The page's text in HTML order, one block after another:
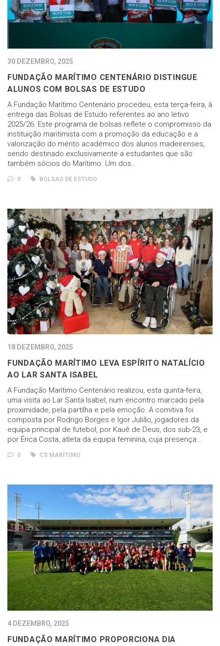
30 DEZEMBRO, 2025
FUNDAÇÃO MARÍTIMO CENTENÁRIO DISTINGUE
ALUNOS COM BOLSAS DE ESTUDO
A Fundação Marítimo Centenário procedeu, esta terça-feira, à
entrega das Bolsas de Estudo referentes ao ano letivo
2025/26. Este programa de bolsas reflete o compromisso da
instituição maritimista com a promoção da educação e a
valorização do mérito académico dos alunos madeirenses,
sendo destinado exclusivamente a estudantes que são
também sócios do Marítimo. Um dos…
0 BOLSAS DE ESTUDO
18 DEZEMBRO, 2025
FUNDAÇÃO MARÍTIMO LEVA ESPÍRITO NATALÍCIO
AO LAR SANTA ISABEL
A Fundação Marítimo Centenário realizou, esta quinta-feira,
uma visita ao Lar Santa Isabel, num encontro marcado pela
proximidade, pela partilha e pela emoção. A comitiva foi
composta por Rodrigo Borges e Igor Julião, jogadores da
equipa principal de futebol, por Kauê de Deus, dos sub-23, e
por Érica Costa, atleta da equipa feminina, cuja presença…
0 CS MARÍTIMO
4 DEZEMBRO, 2025
FUNDAÇÃO MARÍTIMO PROPORCIONA DIA